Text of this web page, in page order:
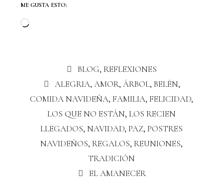
ME GUSTA ESTO:
BLOG,REFLEXIONES
ALEGRIA, AMOR, ÁRBOL, BELÉN,
COMIDA NAVIDEÑA, FAMILIA, FELICIDAD,
LOS QUE NO ESTÁN, LOS RECIEN
LLEGADOS, NAVIDAD, PAZ, POSTRES
NAVIDEÑOS, REGALOS, REUNIONES,
TRADICIÓN
EL AMANECER